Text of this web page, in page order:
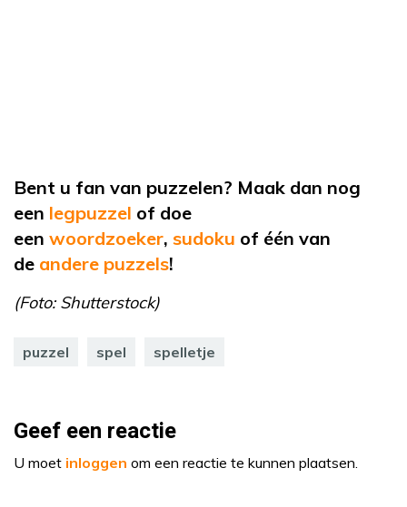
Bent u fan van puzzelen? Maak dan nog
een legpuzzel of doe
een woordzoeker, sudoku of één van
de andere puzzels!
(Foto: Shutterstock)
puzzel spel spelletje
Geef een reactie
U moet inloggen om een reactie te kunnen plaatsen.